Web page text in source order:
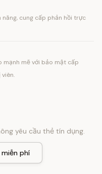
cung cấp phản hồi trực
mạnh mẽ với bảo mật cấp
yêu cầu thẻ tín dụng.
phí